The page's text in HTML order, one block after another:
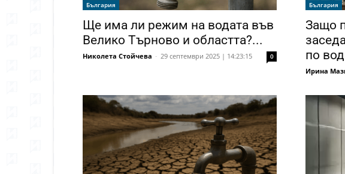
България
Ще има ли режим на водата във
Велико Търново и областта?...
Николета Стойчева - 29 септември 2025 | 14:23:15 0
България
Защо
по
Ирина